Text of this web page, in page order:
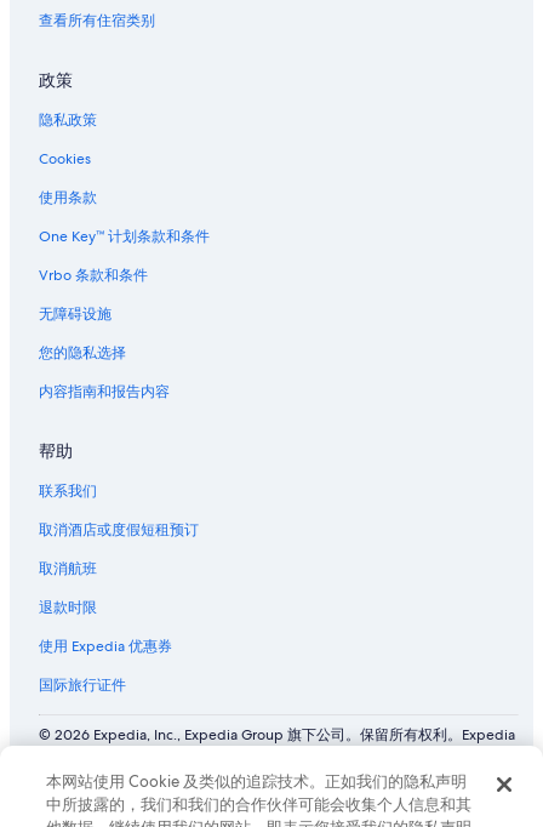
西奥克兰的酒店
海景和第四街的酒店
中柏克莱的酒店
位于诗人角的 3 星级酒店
查看所有住宿类别
政策
隐私政策
Cookies
使用条款
One Key™ 计划条款和条件
Vrbo 条款和条件
无障碍设施
您的隐私选择
内容指南和报告内容
帮助
联系我们
取消酒店或度假短租预订
取消航班
退款时限
使用 Expedia 优惠券
国际旅行证件
© 2026 Expedia, Inc., Expedia Group 旗下公司。保留所有权利。Expedia
标。 CST# 2029030-50.
本网站使用 Cookie 及类似的追踪技术。正如我们的隐私声明
中所披露的，我们和我们的合作伙伴可能会收集个人信息和其